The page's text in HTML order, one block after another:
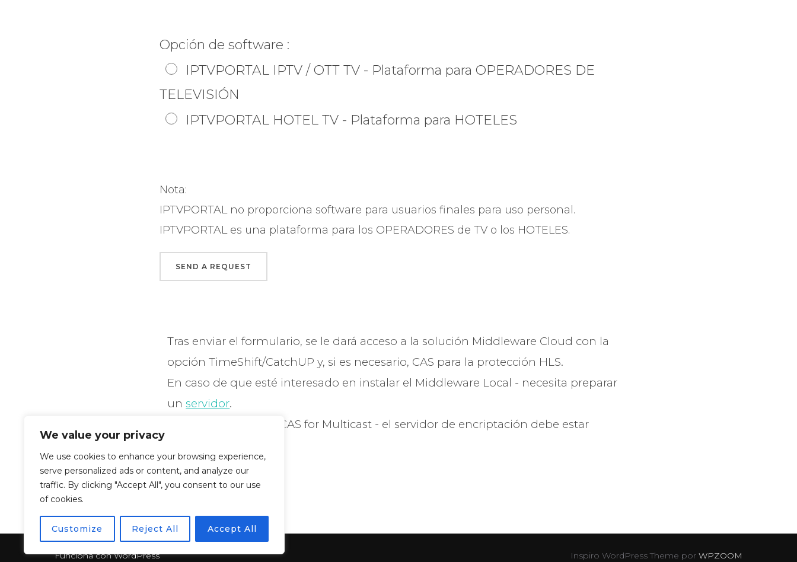
We value your privacy
We use cookies to enhance your browsing experience,
serve personalized ads or content, and analyze our
traffic. By clicking "Accept All", you consent to our use
of cookies.
Customize Reject All Accept All
Opción de software :
IPTVPORTAL IPTV / OTT TV - Plataforma para OPERADORES DE
TELEVISIÓN
IPTVPORTAL HOTEL TV - Plataforma para HOTELES
Nota:
IPTVPORTAL no proporciona software para usuarios finales para uso personal.
IPTVPORTAL es una plataforma para los OPERADORES de TV o los HOTELES.
Tras enviar el formulario, se le dará acceso a la solución Middleware Cloud con la
opción TimeShift/CatchUP y, si es necesario, CAS para la protección HLS.
En caso de que esté interesado en instalar el Middleware Local - necesita preparar
unservidor.
Para la encriptación CAS for Multicast - el servidor de encriptación debe estar
Funciona con WordPress Inspiro WordPress Theme por WPZOOM